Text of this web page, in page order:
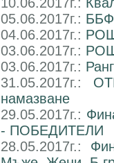
05.06.2017г.: ББФ
04.06.2017г.:
03.06.2017г.:
03.06.2017г.:
31.05.2017г.:
намазване
29.05.2017г.:
- ПОБЕДИТЕЛИ
28.05.2017г.: